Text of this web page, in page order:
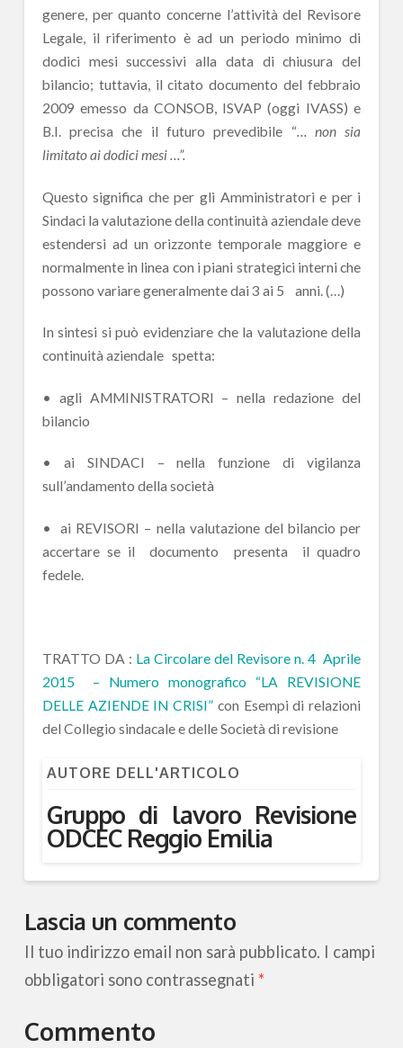
genere, per quanto concerne l’attività del Revisore
Legale, il riferimento è ad un periodo minimo di
dodici mesi successivi alla data di chiusura del
bilancio; tuttavia, il citato documento del febbraio
2009 emesso da CONSOB, ISVAP (oggi IVASS) e
B.I. precisa che il futuro prevedibile “… non sia
limitato ai dodici mesi …”.
Questo significa che per gli Amministratori e per i
Sindaci la valutazione della continuità aziendale deve
estendersi ad un orizzonte temporale maggiore e
normalmente in linea con i piani strategici interni che
possono variare generalmente dai 3 ai 5 anni. (…)
In sintesi si può evidenziare che la valutazione della
continuità aziendale spetta:
• agli AMMINISTRATORI – nella redazione del
bilancio
• ai SINDACI – nella funzione di vigilanza
sull’andamento della società
• ai REVISORI – nella valutazione del bilancio per
accertare se il documento presenta il quadro
fedele.
TRATTO DA : La Circolare del Revisore n. 4 Aprile
2015 – Numero monografico “LA REVISIONE
DELLE AZIENDE IN CRISI” con Esempi di relazioni
del Collegio sindacale e delle Società di revisione
AUTORE DELL'ARTICOLO
Gruppo di lavoro Revisione
ODCEC Reggio Emilia
Lascia un commento
Il tuo indirizzo email non sarà pubblicato. I campi
obbligatori sono contrassegnati *
Commento